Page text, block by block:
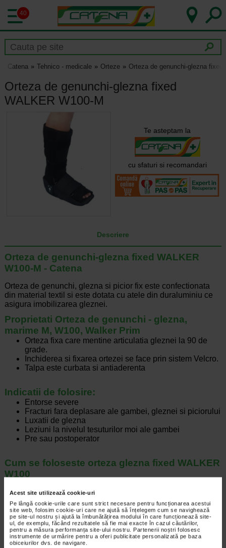
Acest site utilizează cookie-uri
Pe lângă cookie-urile care sunt strict necesare pentru funcționarea acestui
site web, folosim cookie-uri care ne ajută să înțelegem cum se navighează
pe site-ul nostru și ajută la îmbunătățirea modului în care funcționează site-
ul, de exemplu, făcând rezultatele să fie mai exacte în cazul căutărilor,
pentru a măsura performanța site-ului nostru. Partenerii noștri folosesc
instrumente de urmărire pentru a oferi publicitate personalizată pe baza
obiceiurilor dvs. de navigare.
40
Catena Tehnico - medicale Orteze Orteza de genunchi-glezna fixed
Orteza de genunchi-glezna fixed
WALKER W100-M
Te asteptam la
cu sfaturi si recomandari
Descriere
Orteza de genunchi-glezna fixed WALKER
W100-M - Catena
Orteza de genunchi, glezna si picior fix este confectionata
din material textil si este dotata cu atele din duraluminiu ce
asigura imobilizarea gleznei.
Proprietati Orteza de genunchi - glezna,
marime M, W100, Walker Prim
Orteza fixa care mentine articulatia gleznei la 90 de
grade.
Inchiderea si fixarea ortezei se face prin sistem Velcro.
Talpa este curbata si antiaderenta
Indicatii de folosire:
Entorse severe
Fracturi fara deplasare ale gambei, gleznei si piciorului
Luxatii de glezna
Leziuni la nivelul tesuturilor moi ale gambei
Pre sau postoperator
Cum se foloseste orteza glezna fixed WALKER
W100
peste platforma prevazuta cu cele doua atele laterale.
Inchideti orteza cu ajutorul benzilor cu scai.
TABEL MARIMI ORTEZA DE GLEZNA FIXED WALKER
W100
Marime orteza